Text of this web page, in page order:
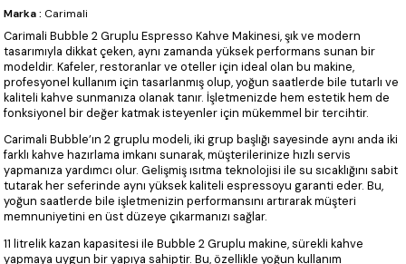
Marka : Carimali
Carimali Bubble 2 Gruplu Espresso Kahve Makinesi, şık ve modern
tasarımıyla dikkat çeken, aynı zamanda yüksek performans sunan bir
modeldir. Kafeler, restoranlar ve oteller için ideal olan bu makine,
profesyonel kullanım için tasarlanmış olup, yoğun saatlerde bile tutarlı ve
kaliteli kahve sunmanıza olanak tanır. İşletmenizde hem estetik hem de
fonksiyonel bir değer katmak isteyenler için mükemmel bir tercihtir.
Carimali Bubble’ın 2 gruplu modeli, iki grup başlığı sayesinde aynı anda iki
farklı kahve hazırlama imkanı sunarak, müşterilerinize hızlı servis
yapmanıza yardımcı olur. Gelişmiş ısıtma teknolojisi ile su sıcaklığını sabit
tutarak her seferinde aynı yüksek kaliteli espressoyu garanti eder. Bu,
yoğun saatlerde bile işletmenizin performansını artırarak müşteri
memnuniyetini en üst düzeye çıkarmanızı sağlar.
11 litrelik kazan kapasitesi ile Bubble 2 Gruplu makine, sürekli kahve
yapmaya uygun bir yapıya sahiptir. Bu, özellikle yoğun kullanım